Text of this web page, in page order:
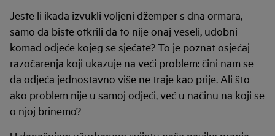
Jeste li ikada izvukli voljeni džemper s dna ormara,
samo da biste otkrili da to nije onaj veseli, udobni
komad odjeće kojeg se sjećate? To je poznat osjećaj
razočarenja koji ukazuje na veći problem: čini nam se
da odjeća jednostavno više ne traje kao prije. Ali što
ako problem nije u samoj odjeći, već u načinu na koji se
o njoj brinemo?